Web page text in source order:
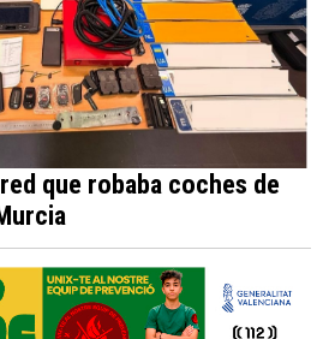
que robaba coches de